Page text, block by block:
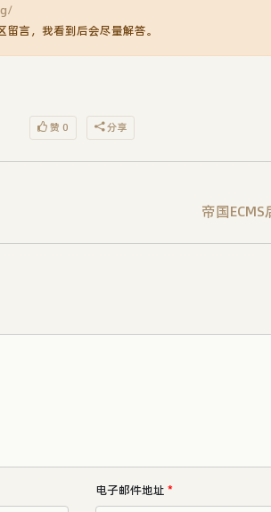
言，我看到后会尽量解答。
赞 0 分享
帝国
电子邮件地址 *